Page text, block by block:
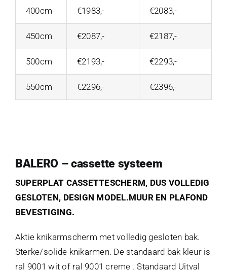
400cm €1983,- €2083,-
450cm €2087,- €2187,-
500cm €2193,- €2293,-
550cm €2296,- €2396,-
BALERO – cassette systeem
SUPERPLAT CASSETTESCHERM, DUS VOLLEDIG
GESLOTEN, DESIGN MODEL.MUUR EN PLAFOND
BEVESTIGING.
Aktie knikarmscherm met volledig gesloten bak.
Sterke/solide knikarmen. De standaard bak kleur is
ral 9001 wit of ral 9001 creme . Standaard Uitval